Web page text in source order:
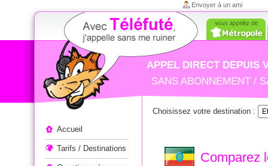
Envoyer à un ami
APPEL DIRECT DEPUIS
SANS ABONNEMENT /
Accueil
Tarifs / Destinations
Choisissez votre destination :
Comparez